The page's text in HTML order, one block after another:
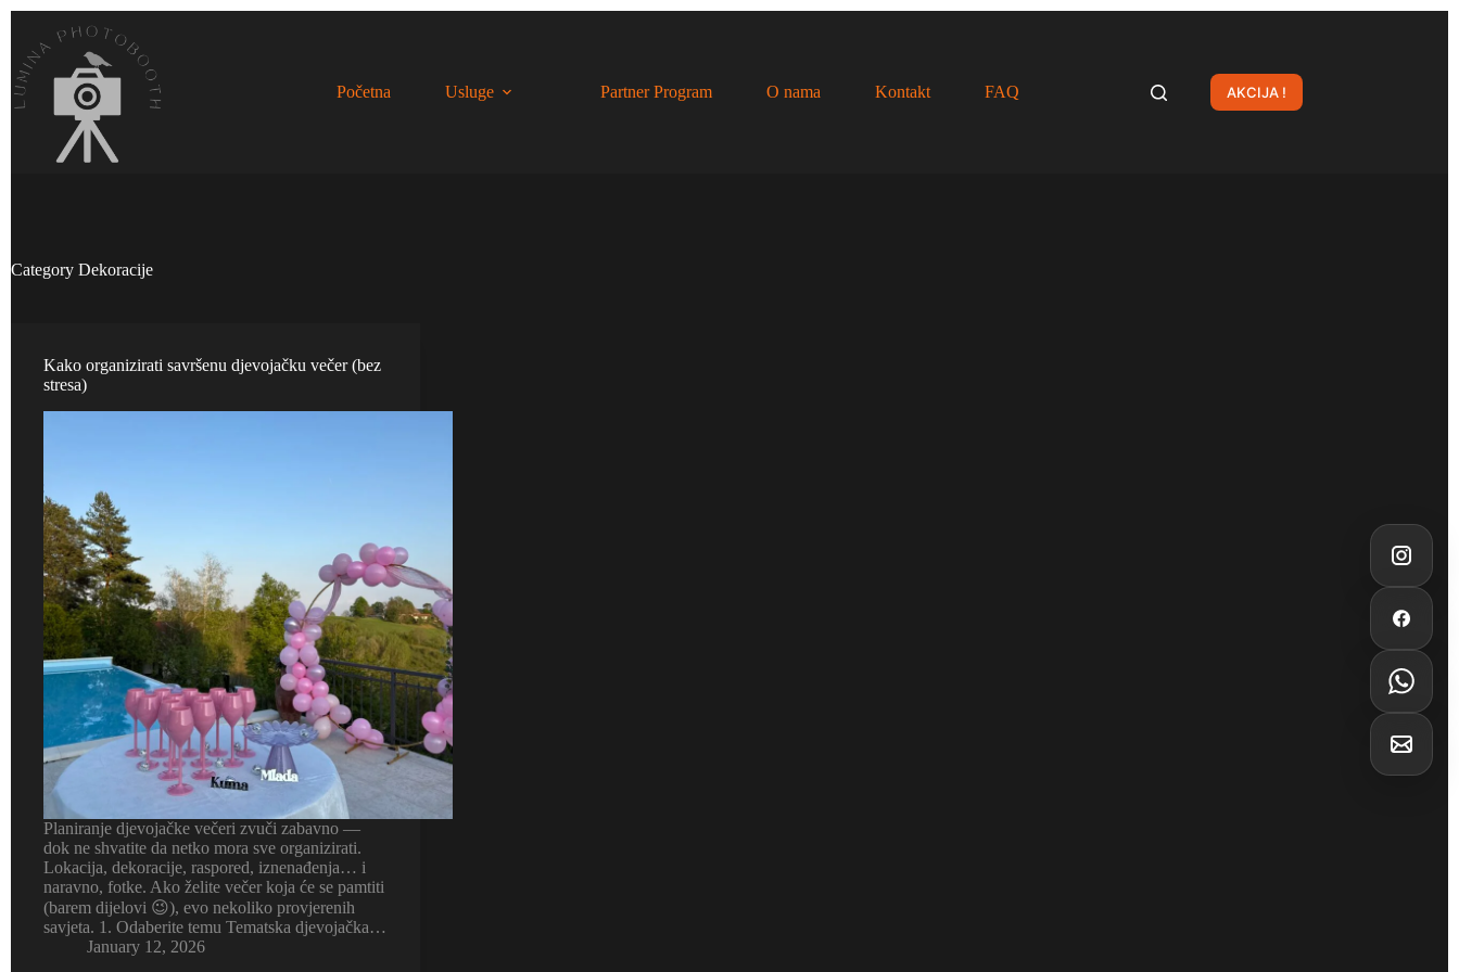
content
Početna
Usluge Partner Program O nama Kontakt FAQ AKCIJA !
Category Dekoracije
Kako organizirati savršenu djevojačku večer (bez
stresa)
Planiranje djevojačke večeri zvuči zabavno —
dok ne shvatite da netko mora sve organizirati.
Lokacija, dekoracije, raspored, iznenađenja… i
naravno, fotke. Ako želite večer koja će se pamtiti
(barem dijelovi 😉), evo nekoliko provjerenih
savjeta. 1. Odaberite temu Tematska djevojačka…
January 12, 2026